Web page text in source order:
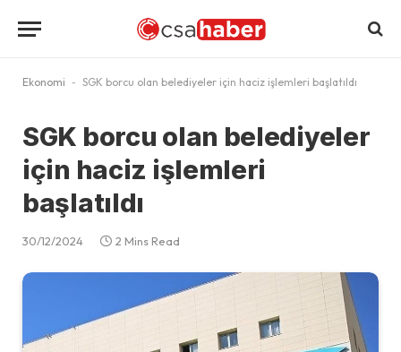
Ekonomi - SGK borcu olan belediyeler için haciz işlemleri başlatıldı
SGK borcu olan belediyeler
için haciz işlemleri
başlatıldı
30/12/2024 2 Mins Read